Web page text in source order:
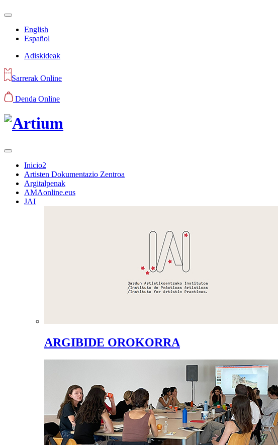
English
Español
Adiskideak
Sarrerak Online
Denda Online
Inicio2
Artisten Dokumentazio Zentroa
Argitalpenak
AMAonline.eus
JAI
ARGIBIDE OROKORRA